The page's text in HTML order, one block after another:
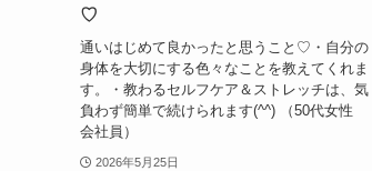
♡
通いはじめて良かったと思うこと♡・自分の
身体を大切にする色々なことを教えてくれま
す。・教わるセルフケア＆ストレッチは、気
負わず簡単で続けられます(^^) （50代女性
会社員）
2026年5月25日